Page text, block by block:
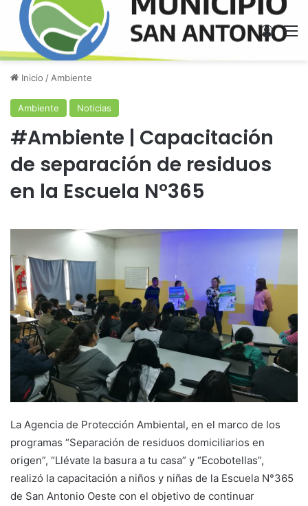
Inicio / Ambiente
Ambiente Noticias
#Ambiente | Capacitación
de separación de residuos
en la Escuela N°365
La Agencia de Protección Ambiental, en el marco de los
programas “Separación de residuos domiciliarios en
origen”, “Llévate la basura a tu casa” y “Ecobotellas”,
realizó la capacitación a niños y niñas de la Escuela N°365
de San Antonio Oeste con el objetivo de continuar